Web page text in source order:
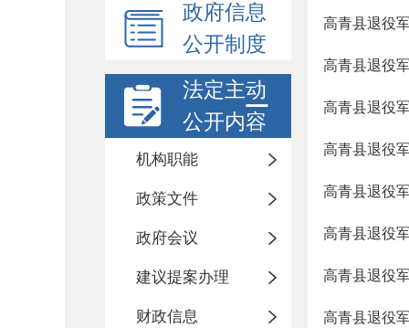
政府信息
公开制度
法定主动
公开内容
机构职能
政策文件
政府会议
建议提案办理
财政信息
高青县退役
高青县退役
高青县退役
高青县退役
高青县退役
高青县退役
高青县退役
高青县退役